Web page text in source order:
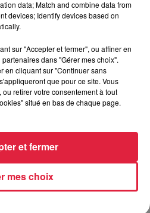
data; Match and combine data from
devices; Identify devices based on
sur "Accepter et fermer", ou affiner en
dans "Gérer mes choix".
en cliquant sur "Continuer sans
que pour ce site. Vous
retirer votre consentement à tout
situé en bas de chaque page.
mes choix
et fermer